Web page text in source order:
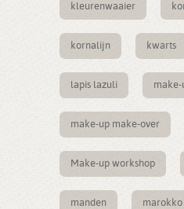
kleurenwaaier
kornalijn kwarts
lapis lazuli make-
make-up make-over
Make-up workshop
manden marokko